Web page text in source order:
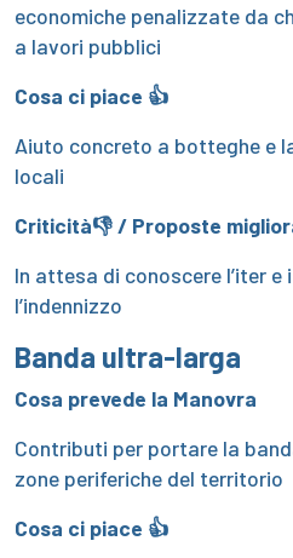
economiche penalizzate da
a lavori pubblici
Cosa ci piace 👍
Aiuto concreto a botteghe e
locali
Criticità👎 / Proposte
In attesa di conoscere l’iter e
l’indennizzo
Banda ultra-larga
Cosa prevede la Manovra
Contributi per portare la
zone periferiche del territorio
Cosa ci piace 👍